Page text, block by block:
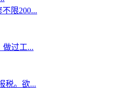
限200...
做过工...
税。欲...